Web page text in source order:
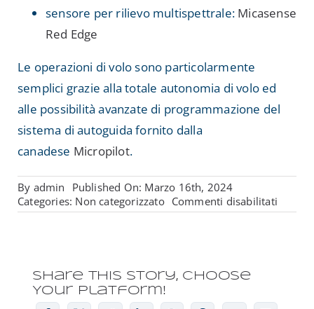
sensore per rilievo multispettrale: Micasense
Red Edge
Le operazioni di volo sono particolarmente
semplici grazie alla totale autonomia di volo ed
alle possibilità avanzate di programmazione del
sistema di autoguida fornito dalla
canadese Micropilot.
By admin
Published On: Marzo 16th, 2024
Categories: Non categorizzato Commenti disabilitati
Share This Story, Choose
Your Platform!